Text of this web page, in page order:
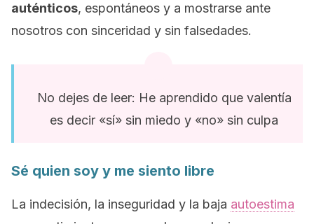
auténticos, espontáneos y a mostrarse ante
nosotros con sinceridad y sin falsedades.
No dejes de leer: He aprendido que valentía
es decir «sí» sin miedo y «no» sin culpa
Sé quien soy y me siento libre
La indecisión, la inseguridad y la baja autoestima